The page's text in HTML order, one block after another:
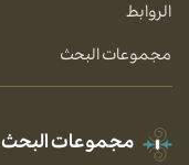
الروابط
مجموعات البحث
مجموعات البحث